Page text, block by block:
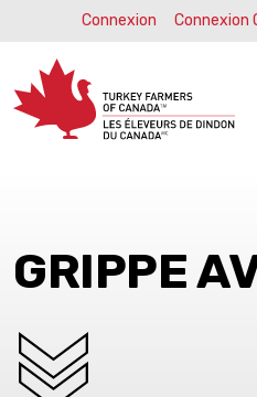
Connexion Connexion
GRIPPE
SCROLL DOWN